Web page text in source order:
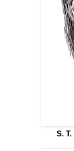
S. T.